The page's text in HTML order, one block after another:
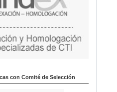
con Comité de Selección